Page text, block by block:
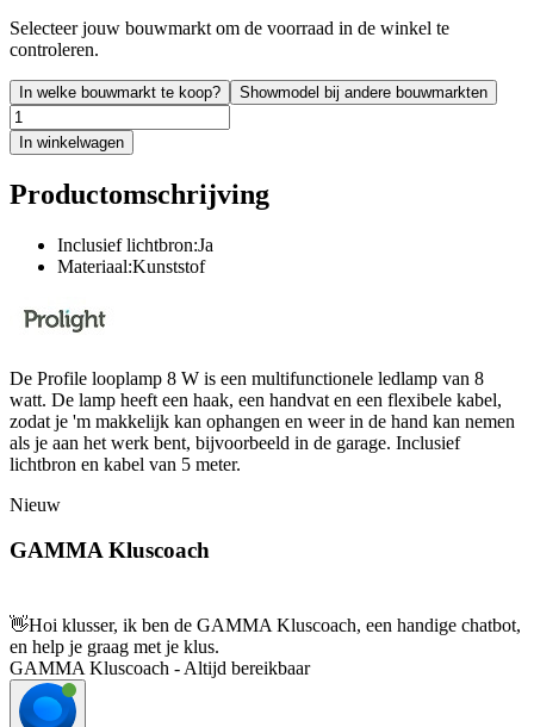
Selecteer jouw bouwmarkt om de voorraad in de winkel te
controleren.
In welke bouwmarkt te koop? Showmodel bij andere bouwmarkten
In winkelwagen
Productomschrijving
Inclusief lichtbron:Ja
Materiaal:Kunststof
De Profile looplamp 8 W is een multifunctionele ledlamp van 8
watt. De lamp heeft een haak, een handvat en een flexibele kabel,
zodat je 'm makkelijk kan ophangen en weer in de hand kan nemen
als je aan het werk bent, bijvoorbeeld in de garage. Inclusief
lichtbron en kabel van 5 meter.
Nieuw
GAMMA Kluscoach
👋Hoi klusser, ik ben de GAMMA Kluscoach, een handige chatbot,
en help je graag met je klus.
GAMMA Kluscoach - Altijd bereikbaar